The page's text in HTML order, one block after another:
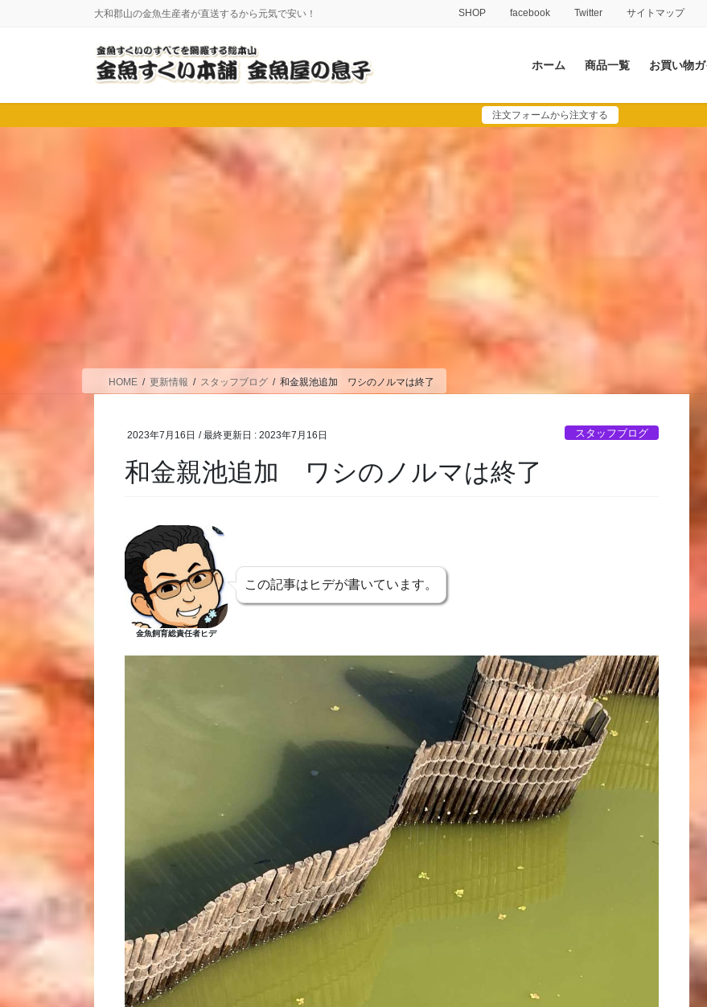
に
移
ョ
ン
大和郡山の金魚生産者が直送するから元気で安い！ SHOP facebook Twitter サイトマップ
ホーム 商品一覧 お買い物
注文フォームから注文する
HOME 更新情報 スタッフブログ 和金親池追加 ワシのノルマは終了
2023年7月16日 / 最終更新日 :2023年7月16日 スタッフブログ
和金親池追加 ワシのノルマは終了
金魚飼育総責任者ヒデ
この記事はヒデが書いています。